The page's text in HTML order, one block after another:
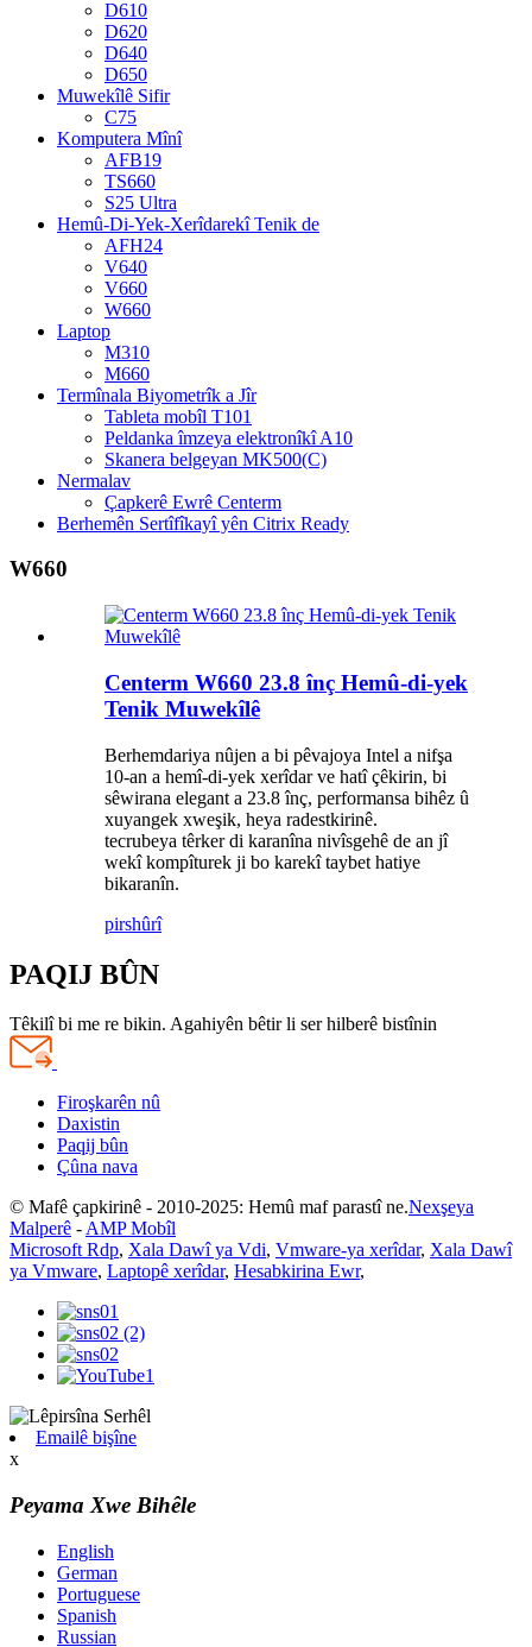
D610
D620
D640
D650
Muwekîlê Sifir
C75
Komputera Mînî
AFB19
TS660
S25 Ultra
Hemû-Di-Yek-Xerîdarekî Tenik de
AFH24
V640
V660
W660
Laptop
M310
M660
Termînala Biyometrîk a Jîr
Tableta mobîl T101
Peldanka îmzeya elektronîkî A10
Skanera belgeyan MK500(C)
Nermalav
Çapkerê Ewrê Centerm
Berhemên Sertîfîkayî yên Citrix Ready
W660
Centerm W660 23.8 înç Hemû-di-yek
Tenik Muwekîlê
Berhemdariya nûjen a bi pêvajoya Intel a nifşa
10-an a hemî-di-yek xerîdar ve hatî çêkirin, bi
sêwirana elegant a 23.8 înç, performansa bihêz û
xuyangek xweşik, heya radestkirinê.
tecrubeya têrker di karanîna nivîsgehê de an jî
wekî kompîturek ji bo karekî taybet hatiye
bikaranîn.
pirshûrî
PAQIJ BÛN
Têkilî bi me re bikin. Agahiyên bêtir li ser hilberê bistînin
Firoşkarên nû
Daxistin
Paqij bûn
Çûna nava
© Mafê çapkirinê - 2010-2025: Hemû maf parastî ne.Nexşeya
Malperê -AMP Mobîl
Microsoft Rdp, Xala Dawî ya Vdi, Vmware-ya xerîdar, Xala Dawî
ya Vmware, Laptopê xerîdar, Hesabkirina Ewr,
Emailê bişîne
x
Peyama Xwe Bihêle
English
German
Portuguese
Spanish
Russian